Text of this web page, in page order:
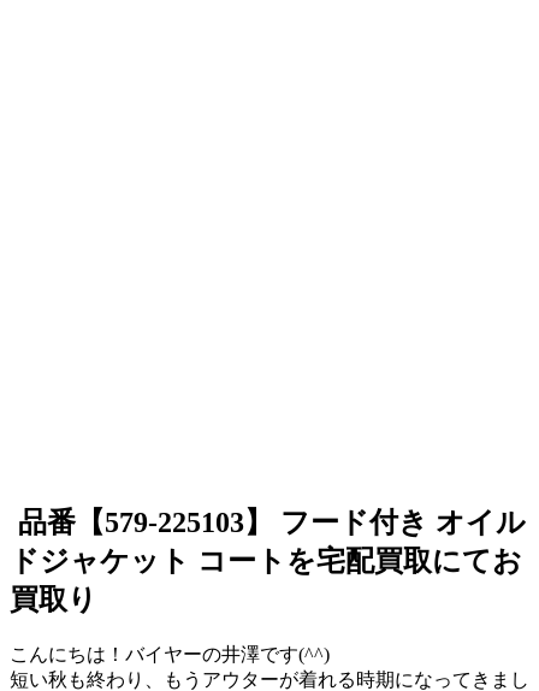
品番【579-225103】 フード付き オイル
ドジャケット コートを宅配買取にてお
買取り
こんにちは！バイヤーの井澤です(^^)
短い秋も終わり、もうアウターが着れる時期になってきまし